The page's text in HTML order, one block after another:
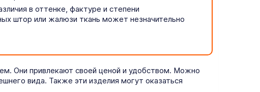
в оттенке, фактуре и степени
штор или жалюзи ткань может незначительно
Они привлекают своей ценой и удобством. Можно
вида. Также эти изделия могут оказаться